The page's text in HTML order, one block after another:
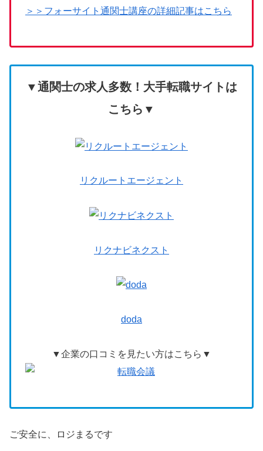
＞＞フォーサイト通関士講座の詳細記事はこちら
▼通関士の求人多数！大手転職サイトは
こちら▼
リクルートエージェント
リ クナビネクスト
doda
▼企業の口コミを見たい方はこちら▼
ご安全に、ロジまるです